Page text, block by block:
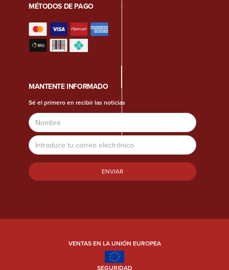
MÉTODOS DE PAGO
MANTENTE INFORMADO
Sé el primero en recibir las noticias
Nombre
Dirección
de
correo
electrónico
VENTAS EN LA UNIÓN EUROPEA
SEGURIDAD